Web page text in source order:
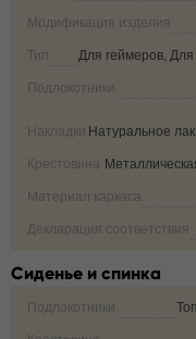
Модификация изделия
Тип Для геймеров,
Подлокотники
Накладки на подлокотники
Натуральное
Крестовина
Материал каркаса
Декларация соответствия
Сиденье и спинка
Подлокотники